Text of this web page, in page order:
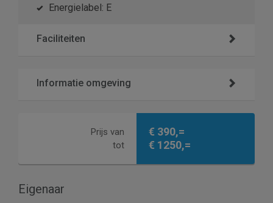
Energielabel: E
Faciliteiten
Informatie omgeving
Prijs van
tot
€ 390,=
€ 1250,=
Eigenaar